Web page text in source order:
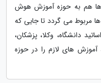
ها هم به حوزه آموزش هوش
مربوط می گردد تا جایی که
دانشگاه، وکلا، پزشکان،
آموزش های لازم را در حوزه